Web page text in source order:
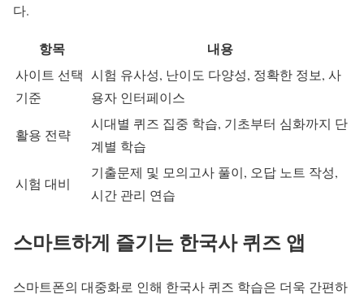
다.
항목 내용
사이트 선택
기준
시험 유사성, 난이도 다양성, 정확한 정보, 사
용자 인터페이스
활용 전략
시대별 퀴즈 집중 학습, 기초부터 심화까지 단
계별 학습
시험 대비
기출문제 및 모의고사 풀이, 오답 노트 작성,
시간 관리 연습
스마트하게 즐기는 한국사 퀴즈 앱
스마트폰의 대중화로 인해 한국사 퀴즈 학습은 더욱 간편하